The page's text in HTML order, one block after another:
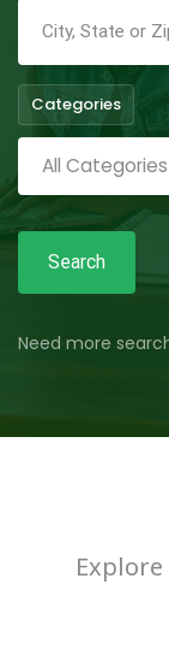
Categories
All Categories
Search
Need more